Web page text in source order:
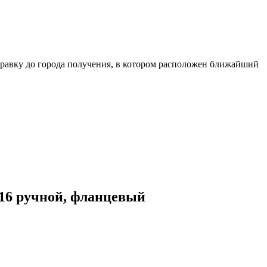
до города получения, в котором расположен ближайший
ручной, фланцевый